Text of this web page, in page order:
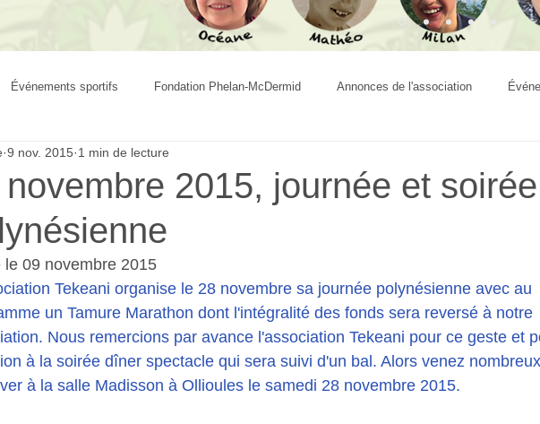
Événements sportifs Fondation Phelan-McDermid Annonces de l'association
novembre 2015, journée et soirée
9 nov. 2015 1 min de lecture
le 09 novembre 2015
Tekeani organise le 28 novembre sa journée polynésienne avec au
un Tamure Marathon dont l'intégralité des fonds sera reversé à notre
Nous remercions par avance l'association Tekeani pour ce geste et
à la soirée dîner spectacle qui sera suivi d'un bal. Alors venez
à la salle Madisson à Ollioules le samedi 28 novembre 2015.